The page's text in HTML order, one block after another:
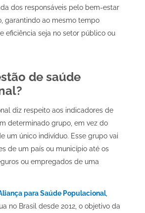
dos responsáveis pelo bem-estar
garantindo ao mesmo tempo
eficiência seja no setor público ou
de saúde
diz respeito aos indicadores de
determinado grupo, em vez do
um único indivíduo. Esse grupo vai
de um país ou município até os
ou empregados de uma
para Saúde Populacional,
no Brasil desde 2012, o objetivo da